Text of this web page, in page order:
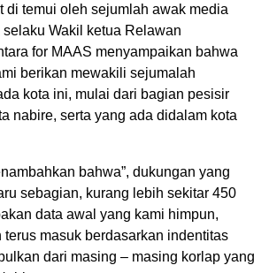
di temui oleh sejumlah awak media
Wakil ketua Relawan
for MAAS menyampaikan bahwa
berikan mewakili sejumalah
kota ini, mulai dari bagian pesisir
nabire, serta yang ada didalam kota
bahwa”, dukungan yang
sebagian, kurang lebih sekitar 450
data awal yang kami himpun,
terus masuk berdasarkan indentitas
dari masing – masing korlap yang